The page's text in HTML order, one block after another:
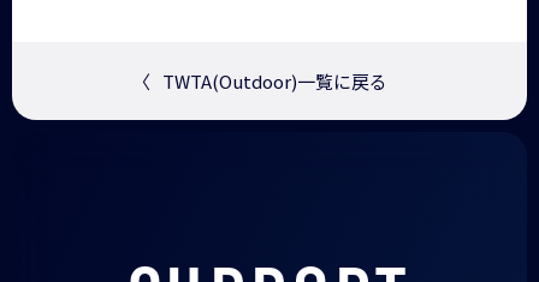
〈 TWTA(Outdoor)一覧に戻る